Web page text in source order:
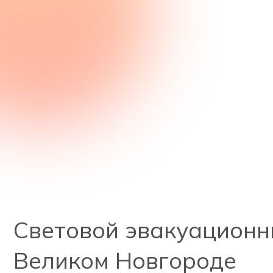
Световой
Великом Новгороде